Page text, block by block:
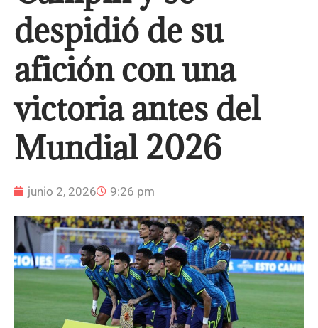
despidió de su
afición con una
victoria antes del
Mundial 2026
junio 2, 2026 9:26 pm